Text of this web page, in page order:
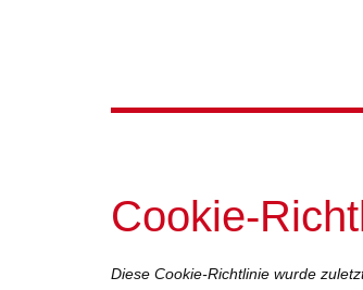
Cookie-
Diese Cookie-Richtlinie wurde